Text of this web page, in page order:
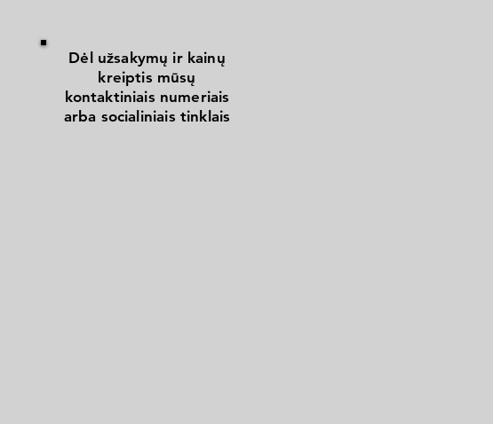
Dėl užsakymų ir kainų
kreiptis mūsų
kontaktiniais numeriais
arba socialiniais tinklais